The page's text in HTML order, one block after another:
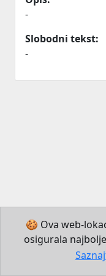
-
Slobodni tekst:
-
🍪 Ova web-
osigurala
© 2026 Institut